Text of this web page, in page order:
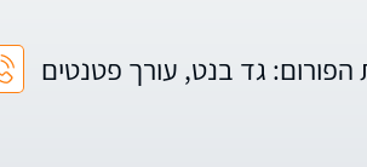
גד בנט, עורך פטנטים